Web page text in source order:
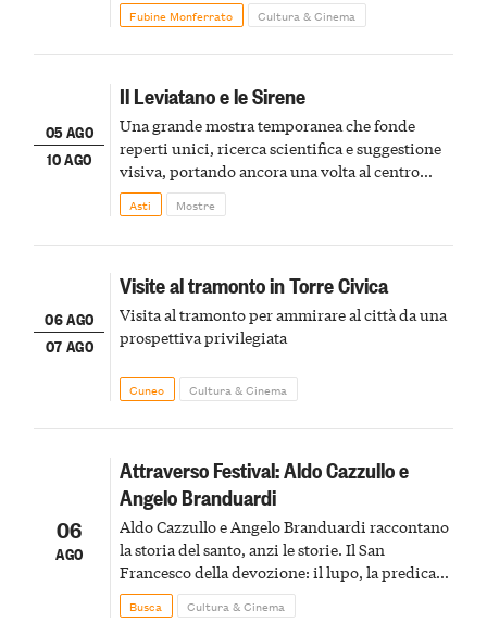
Fubine Monferrato Cultura & Cinema
05 AGO
10 AGO
Il Leviatano e le Sirene
Una grande mostra temporanea che fonde
reperti unici, ricerca scientifica e suggestione
visiva, portando ancora una volta al centro
della scena le meraviglie del passato astigiano
Asti Mostre
06 AGO
07 AGO
Visite al tramonto in Torre Civica
Visita al tramonto per ammirare al città da una
prospettiva privilegiata
Cuneo Cultura & Cinema
06
AGO
Attraverso Festival: Aldo Cazzullo e
Angelo Branduardi
Aldo Cazzullo e Angelo Branduardi raccontano
la storia del santo, anzi le storie. Il San
Francesco della devozione: il lupo, la predica
agli uccelli, le stimmate
Busca Cultura & Cinema